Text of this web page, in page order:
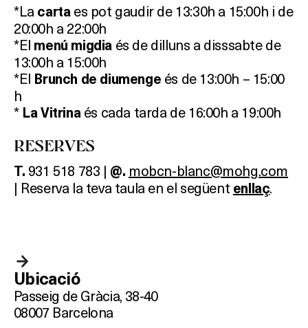
*La carta es pot gaudir de 13:30h a 15:00h i de
20:00h a 22:00h
*El menú migdia és de dilluns a disssabte de
13:00h a 15:00h
*El Brunch de diumenge és de 13:00h – 15:00
h
* La Vitrina és cada tarda de 16:00h a 19:00h
RESERVES
T. 931 518 783 | @. mobcn-blanc@mohg.com
| Reserva la teva taula en el següent enllaç.
Ubicació
Passeig de Gràcia, 38-40
08007 Barcelona